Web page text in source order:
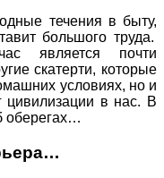
течения в быту,
большого труда.
является почти
скатерти, которые
условиях, но и
цивилизации в нас. В
оберегах…